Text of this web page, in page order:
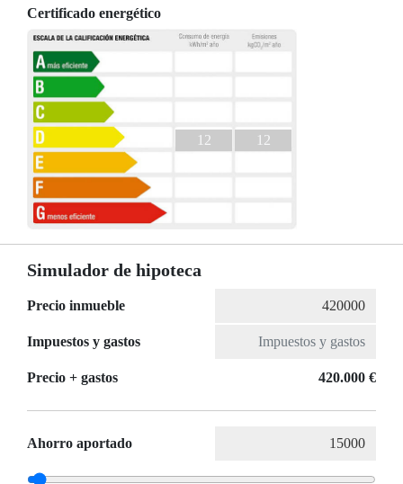
Certificado energético
12 12
Simulador de hipoteca
Precio inmueble
Impuestos y gastos
Precio + gastos 420.000 €
Ahorro aportado